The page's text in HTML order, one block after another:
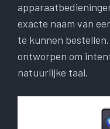
exacte naam van
te kunnen
ontworpen om
natuurlijke taal.